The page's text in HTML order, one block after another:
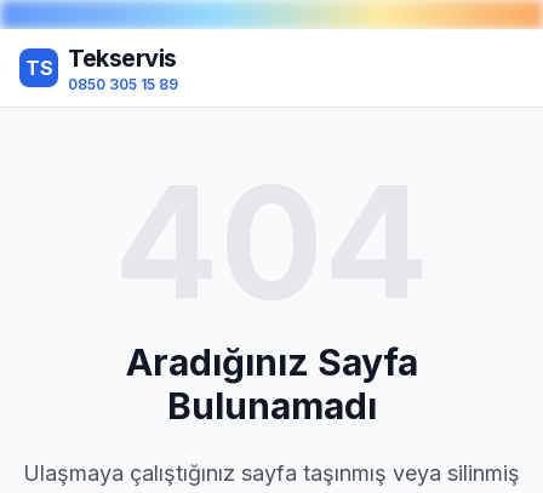
TS Tekservis
0850 305 15 89
Aradığınız Sayfa
Bulunamadı
Ulaşmaya çalıştığınız sayfa taşınmış veya silinmiş